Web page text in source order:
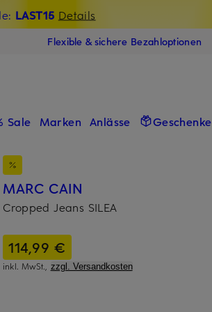
LAST15 Details
sichern
Flexible & sichere Bezahloptionen
Sale Marken Anlässe Geschenke
MARC CAIN
Cropped Jeans SILEA
114,99 €
inkl. MwSt., zzgl. Versandkosten